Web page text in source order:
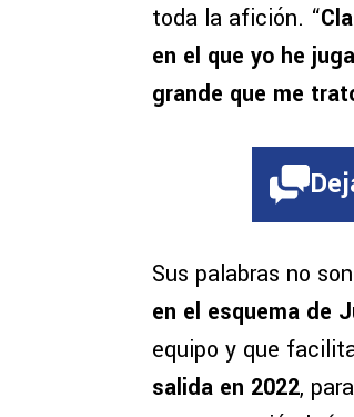
toda la afición. “
en el que yo he
grande que me
Sus palabras no
en el esquema de
equipo y que
salida en 2022,